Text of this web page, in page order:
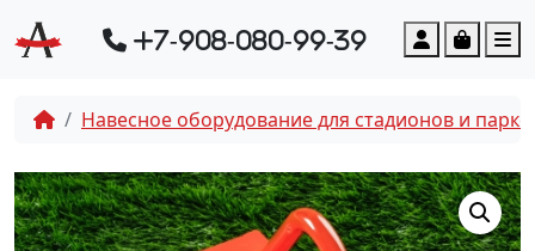
+7-908-080-99-39 Account
Cart
Навесное оборудование для стадионов и